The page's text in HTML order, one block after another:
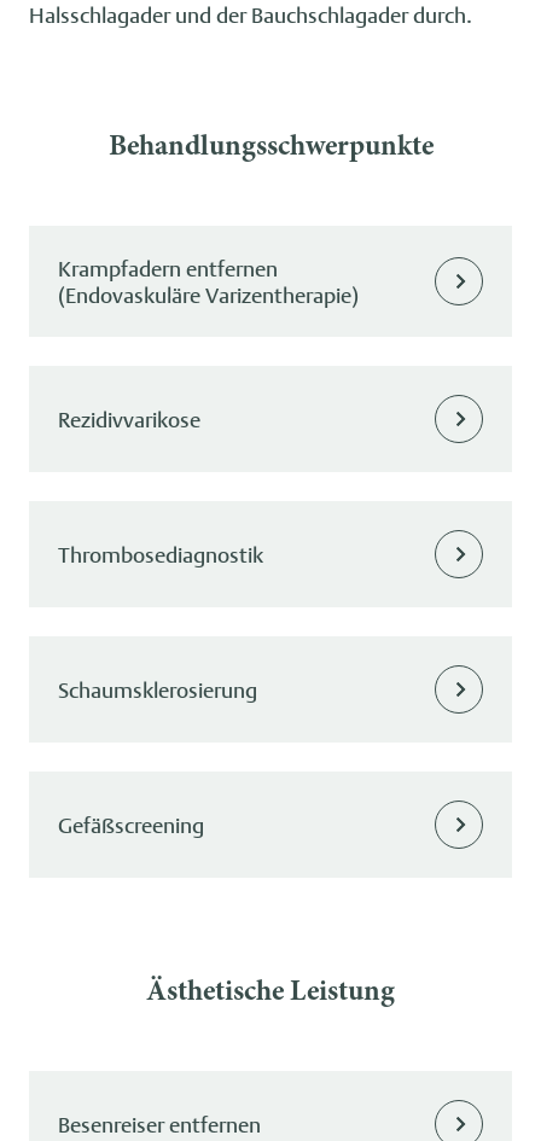
Halsschlagader und der Bauchschlagader durch.
Behandlungsschwerpunkte
Krampfadern entfernen
(Endovaskuläre Varizentherapie)
Rezidivvarikose
Thrombosediagnostik
Schaumsklerosierung
Gefäßscreening
Ästhetische Leistung
Besenreiser entfernen